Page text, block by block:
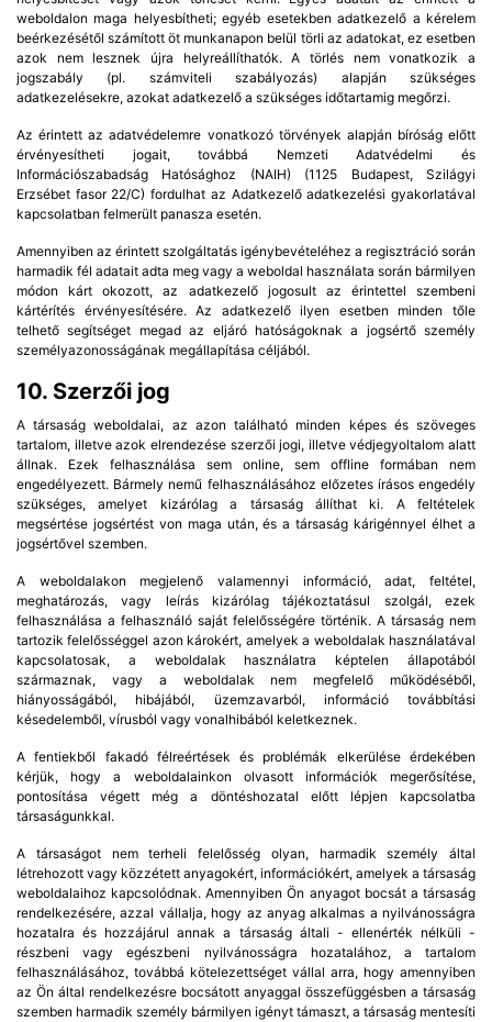
weboldalon maga helyesbítheti; egyéb esetekben adatkezelő a kérelem
beérkezésétől számított öt munkanapon belül törli az adatokat, ez esetben
azok nem lesznek újra helyreállíthatók. A törlés nem vonatkozik a
jogszabály (pl. számviteli szabályozás) alapján szükséges
adatkezelésekre, azokat adatkezelő a szükséges időtartamig megőrzi.
Az érintett az adatvédelemre vonatkozó törvények alapján bíróság előtt
érvényesítheti jogait, továbbá Nemzeti Adatvédelmi és
Információszabadság Hatósághoz (NAIH) (1125 Budapest, Szilágyi
Erzsébet fasor 22/C) fordulhat az Adatkezelő adatkezelési gyakorlatával
kapcsolatban felmerült panasza esetén.
Amennyiben az érintett szolgáltatás igénybevételéhez a regisztráció során
harmadik fél adatait adta meg vagy a weboldal használata során bármilyen
módon kárt okozott, az adatkezelő jogosult az érintettel szembeni
kártérítés érvényesítésére. Az adatkezelő ilyen esetben minden tőle
telhető segítséget megad az eljáró hatóságoknak a jogsértő személy
személyazonosságának megállapítása céljából.
10. Szerzői jog
A társaság weboldalai, az azon található minden képes és szöveges
tartalom, illetve azok elrendezése szerzői jogi, illetve védjegyoltalom alatt
állnak. Ezek felhasználása sem online, sem offline formában nem
engedélyezett. Bármely nemű felhasználásához előzetes írásos engedély
szükséges, amelyet kizárólag a társaság állíthat ki. A feltételek
megsértése jogsértést von maga után, és a társaság kárigénnyel élhet a
jogsértővel szemben.
A weboldalakon megjelenő valamennyi információ, adat, feltétel,
meghatározás, vagy leírás kizárólag tájékoztatásul szolgál, ezek
felhasználása a felhasználó saját felelősségére történik. A társaság nem
tartozik felelősséggel azon károkért, amelyek a weboldalak használatával
kapcsolatosak, a weboldalak használatra képtelen állapotából
származnak, vagy a weboldalak nem megfelelő működéséből,
hiányosságából, hibájából, üzemzavarból, információ továbbítási
késedelemből, vírusból vagy vonalhibából keletkeznek.
A fentiekből fakadó félreértések és problémák elkerülése érdekében
kérjük, hogy a weboldalainkon olvasott információk megerősítése,
pontosítása végett még a döntéshozatal előtt lépjen kapcsolatba
társaságunkkal.
A társaságot nem terheli felelősség olyan, harmadik személy által
létrehozott vagy közzétett anyagokért, információkért, amelyek a társaság
weboldalaihoz kapcsolódnak. Amennyiben Ön anyagot bocsát a társaság
rendelkezésére, azzal vállalja, hogy az anyag alkalmas a nyilvánosságra
hozatalra és hozzájárul annak a társaság általi - ellenérték nélküli -
részbeni vagy egészbeni nyilvánosságra hozatalához, a tartalom
felhasználásához, továbbá kötelezettséget vállal arra, hogy amennyiben
az Ön által rendelkezésre bocsátott anyaggal összefüggésben a társaság
szemben harmadik személy bármilyen igényt támaszt, a társaság mentesíti